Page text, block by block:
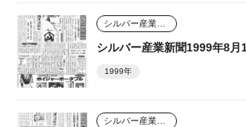
シルバー産業新聞1999年8月
1999年